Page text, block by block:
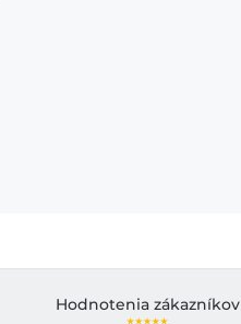
Hodnotenia zákazníkov